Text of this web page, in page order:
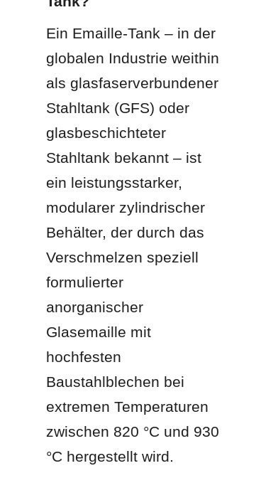
Ein Emaille-Tank – in der
globalen Industrie weithin
als glasfaserverbundener
Stahltank (GFS) oder
glasbeschichteter
Stahltank bekannt – ist
ein leistungsstarker,
modularer zylindrischer
Behälter, der durch das
Verschmelzen speziell
formulierter
anorganischer
Glasemaille mit
hochfesten
Baustahlblechen bei
extremen Temperaturen
zwischen 820 °C und 930
°C hergestellt wird.